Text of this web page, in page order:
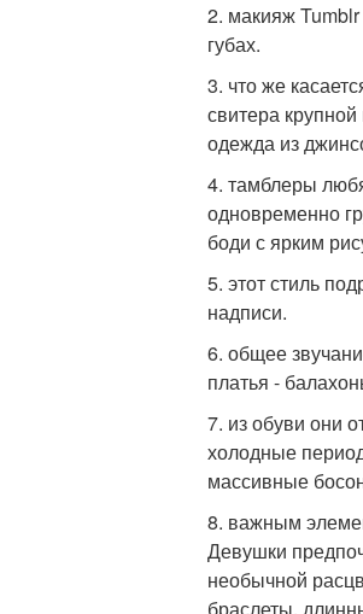
2. макияж Tumblr
губах.
3. что же
свитера
одежда из
4. тамблеры
одновременно
боди с ярким
5. этот стиль
надписи.
6. общее
платья -
7. из обуви они
холодные
массивные
8. важным
Девушки
необычной